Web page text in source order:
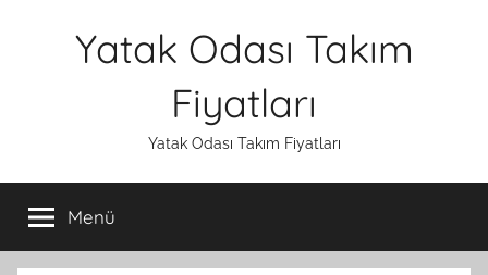
Yatak Odası Takım
Fiyatları
Yatak Odası Takım Fiyatları
Menü